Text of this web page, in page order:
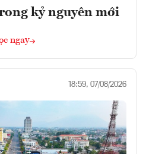
kỷ nguyên mới
ngay
18:59, 07/08/2026